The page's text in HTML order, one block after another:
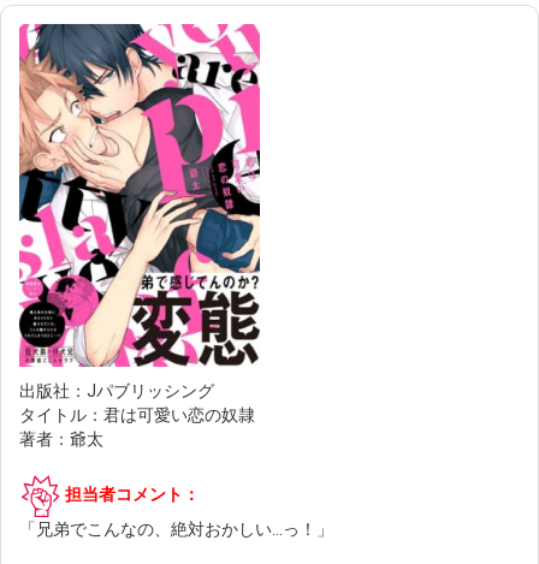
出版社：Jパブリッシング
タイトル：君は可愛い恋の奴隷
著者：爺太
担当者コメント：
「兄弟でこんなの、絶対おかしい…っ！」